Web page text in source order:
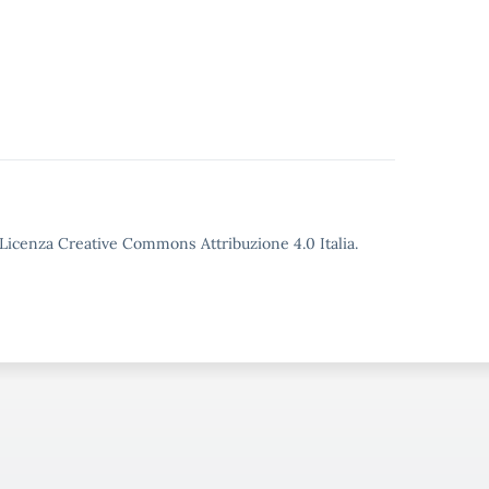
Creative Commons Attribuzione 4.0 Italia.